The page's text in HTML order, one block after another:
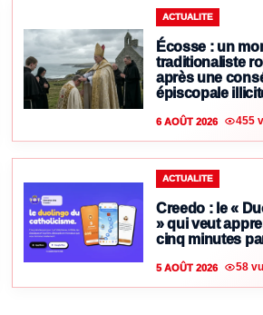
ACTUALITE
Écosse : un
traditionaliste
après une
épiscopale
6 AOÛT 2026 455
ACTUALITE
Creedo : le «
» qui veut
cinq minutes
5 AOÛT 2026 58